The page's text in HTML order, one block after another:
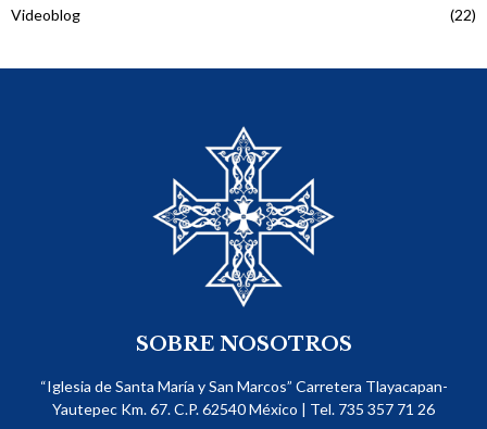
Videoblog
(22)
SOBRE NOSOTROS
“Iglesia de Santa María y San Marcos” Carretera Tlayacapan-
Yautepec Km. 67. C.P. 62540​ México | Tel. 735 357 71 26